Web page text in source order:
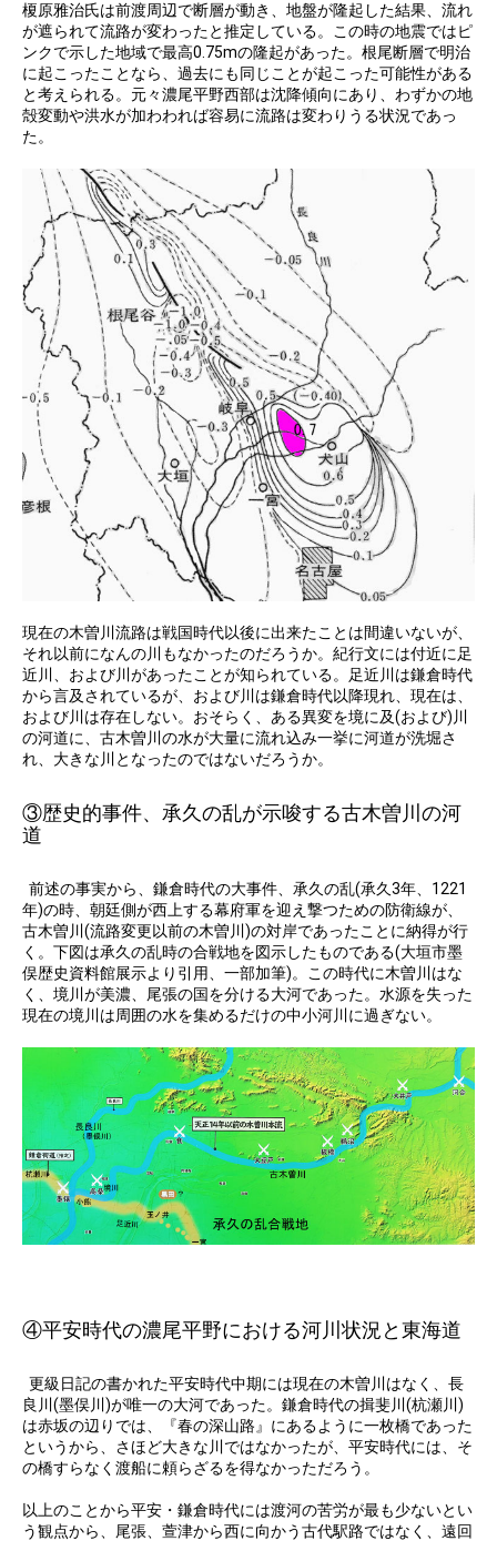
榎原雅治氏は前渡周辺で断層が動き、地盤が隆起した結果、流れ
が遮られて流路が変わったと推定している。この時の地震ではピ
ンクで示した地域で最高0.75mの隆起があった。根尾断層で明治
に起こったことなら、過去にも同じことが起こった可能性がある
と考えられる。元々濃尾平野西部は沈降傾向にあり、わずかの地
殻変動や洪水が加わわれば容易に流路は変わりうる状況であっ
た。
現在の木曽川流路は戦国時代以後に出来たことは間違いないが、
それ以前になんの川もなかったのだろうか。紀行文には付近に足
近川、および川があったことが知られている。足近川は鎌倉時代
から言及されているが、および川は鎌倉時代以降現れ、現在は、
および川は存在しない。おそらく、ある異変を境に及(および)川
の河道に、古木曽川の水が大量に流れ込み一挙に河道が洗堀さ
れ、大きな川となったのではないだろうか。
③歴史的事件、承久の乱が示唆する古木曽川の河
道
前述の事実から、鎌倉時代の大事件、承久の乱(承久3年、1221
年)の時、朝廷側が西上する幕府軍を迎え撃つための防衛線が、
古木曽川(流路変更以前の木曽川)の対岸であったことに納得が行
く。下図は承久の乱時の合戦地を図示したものである(大垣市墨
俣歴史資料館展示より引用、一部加筆)。この時代に木曽川はな
く、境川が美濃、尾張の国を分ける大河であった。水源を失った
現在の境川は周囲の水を集めるだけの中小河川に過ぎない。
④平安時代の濃尾平野における河川状況と東海道
更級日記の書かれた平安時代中期には現在の木曽川はなく、長
良川(墨俣川)が唯一の大河であった。鎌倉時代の揖斐川(杭瀬川)
は赤坂の辺りでは、『春の深山路』にあるように一枚橋であった
というから、さほど大きな川ではなかったが、平安時代には、そ
の橋すらなく渡船に頼らざるを得なかっただろう。
以上のことから平安・鎌倉時代には渡河の苦労が最も少ないとい
う観点から、尾張、萱津から西に向かう古代駅路ではなく、遠回